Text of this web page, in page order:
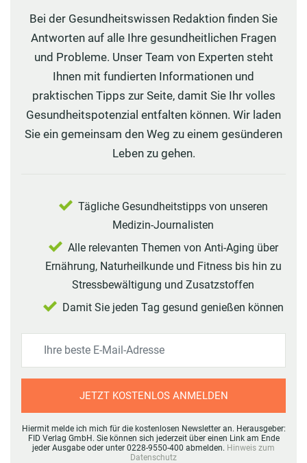
Bei der Gesundheitswissen Redaktion finden Sie
Antworten auf alle Ihre gesundheitlichen Fragen
und Probleme. Unser Team von Experten steht
Ihnen mit fundierten Informationen und
praktischen Tipps zur Seite, damit Sie Ihr volles
Gesundheitspotenzial entfalten können. Wir laden
Sie ein gemeinsam den Weg zu einem gesünderen
Leben zu gehen.
Tägliche Gesundheitstipps von unseren
Medizin-Journalisten
Alle relevanten Themen von Anti-Aging über
Ernährung, Naturheilkunde und Fitness bis hin zu
Stressbewältigung und Zusatzstoffen
Damit Sie jeden Tag gesund genießen können
JETZT KOSTENLOS ANMELDEN
Hiermit melde ich mich für die kostenlosen Newsletter an. Herausgeber:
FID Verlag GmbH. Sie können sich jederzeit über einen Link am Ende
jeder Ausgabe oder unter 0228-9550-400 abmelden. Hinweis zum
Datenschutz